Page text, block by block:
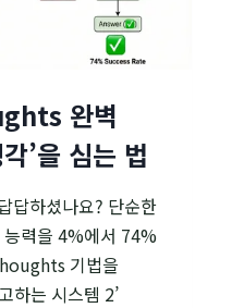
완벽
’을 심는 법
답하셨나요? 단순한
력을 4%에서 74%
기법을
하는 시스템 2’